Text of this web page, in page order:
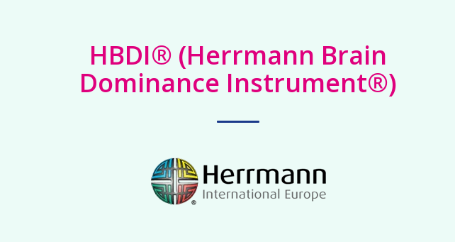
HBDI® (Herrmann Brain
Dominance Instrument®)